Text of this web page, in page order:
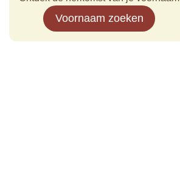
Voornaam zoeken